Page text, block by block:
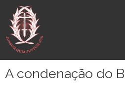
para
conteúdo
A condenação do